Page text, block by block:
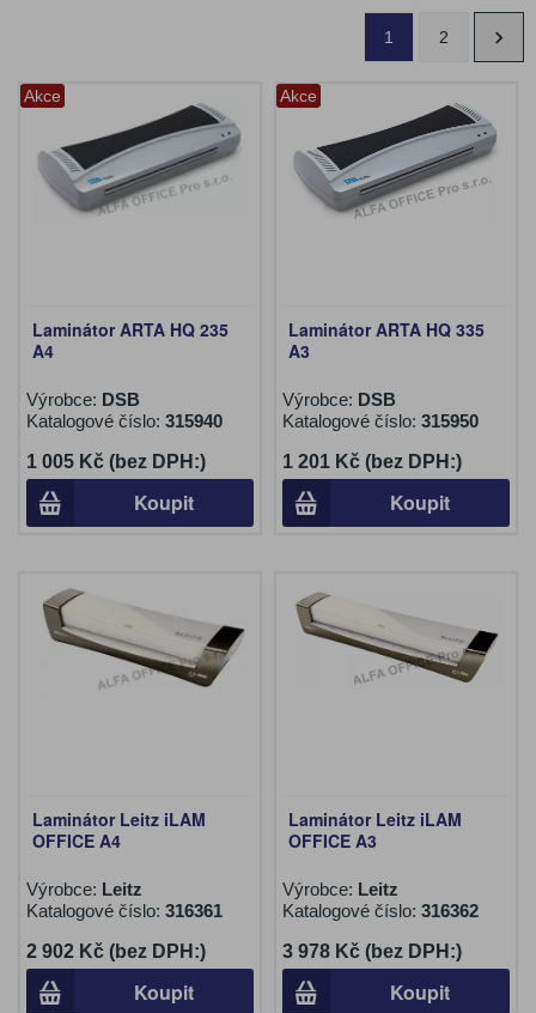
1 2
Akce
Laminátor ARTA HQ 235
A4
Výrobce: DSB
Katalogové číslo: 315940
1 005 Kč (bez DPH:)
Koupit
Akce
Laminátor ARTA HQ 335
A3
Výrobce: DSB
Katalogové číslo: 315950
1 201 Kč (bez DPH:)
Koupit
Laminátor Leitz iLAM
OFFICE A4
Výrobce: Leitz
Katalogové číslo: 316361
2 902 Kč (bez DPH:)
Koupit
Laminátor Leitz iLAM
OFFICE A3
Výrobce: Leitz
Katalogové číslo: 316362
3 978 Kč (bez DPH:)
Koupit